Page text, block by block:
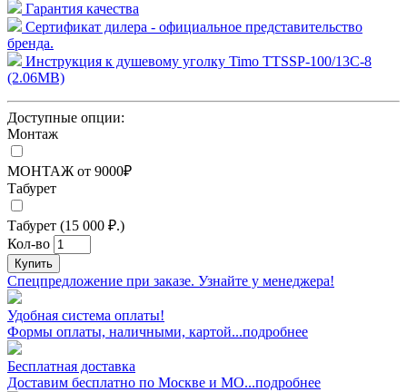
Гарантия качества
Сертификат дилера - официальное представительство
бренда.
Инструкция к душевому уголку Timo TTSSP-100/13C-8
(2.06MB)
Доступные опции:
Монтаж
МОНТАЖ от 9000₽
Табурет
Табурет (15 000 ₽.)
Кол-во
Купить
Спецпредложение при заказе. Узнайте у менеджера!
Удобная система оплаты!
Формы оплаты, наличными, картой...подробнее
Бесплатная доставка
Доставим бесплатно по Москве и МО...подробнее